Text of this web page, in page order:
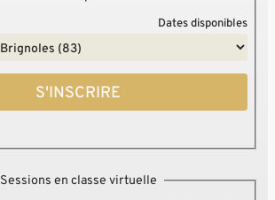
Dates disponibles
S'INSCRIRE
Sessions en classe virtuelle